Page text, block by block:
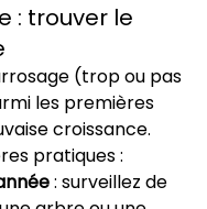
: trouver le
(trop ou pas
les premières
croissance.
pratiques :
: surveillez de